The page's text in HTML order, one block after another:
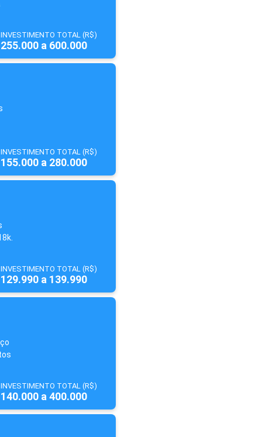
INVESTIMENTO TOTAL (R$)
255.000 a 600.000
INVESTIMENTO TOTAL (R$)
155.000 a 280.000
INVESTIMENTO TOTAL (R$)
129.990 a 139.990
INVESTIMENTO TOTAL (R$)
140.000 a 400.000